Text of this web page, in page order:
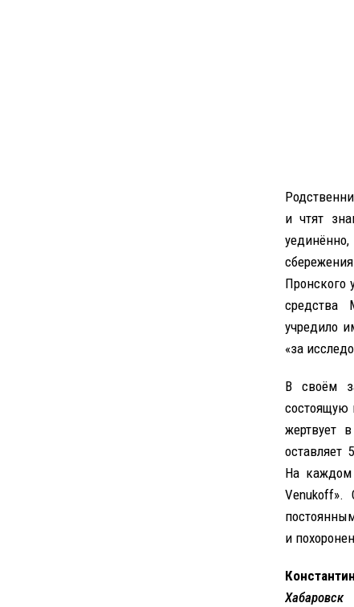
и чтят
Пронского
средства
учредило
«за
В своём
состоящую
жертвует
оставляет
На каждом
и
Хабаровск